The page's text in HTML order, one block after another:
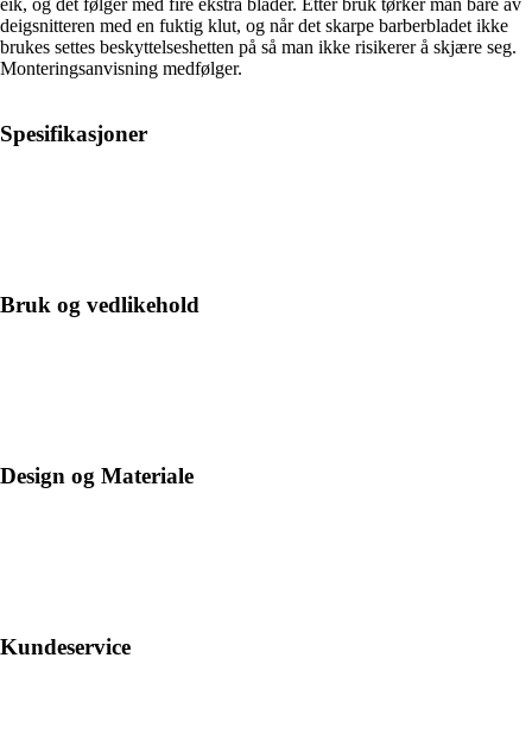
eik, og det følger med fire ekstra blader. Etter bruk tørker man bare av
deigsnitteren med en fuktig klut, og når det skarpe barberbladet ikke
brukes settes beskyttelseshetten på så man ikke risikerer å skjære seg.
Monteringsanvisning medfølger.
Spesifikasjoner
Bruk og vedlikehold
Design og Materiale
Kundeservice